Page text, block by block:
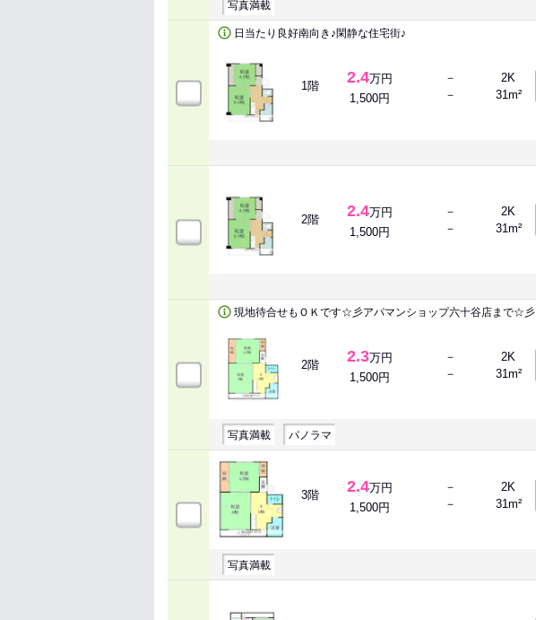
写真満載
日当たり良好南向き♪閑静な住宅街♪
1階 2.4万円
1,500円
－
－
2K
31m²
2階 2.4万円
1,500円
－
－
2K
31m²
現地待合せもＯＫです☆彡アパマンショップ六十谷店まで☆彡
2階 2.3万円
1,500円
－
－
2K
31m²
写真満載 パノラマ
3階 2.4万円
1,500円
－
－
2K
31m²
写真満載